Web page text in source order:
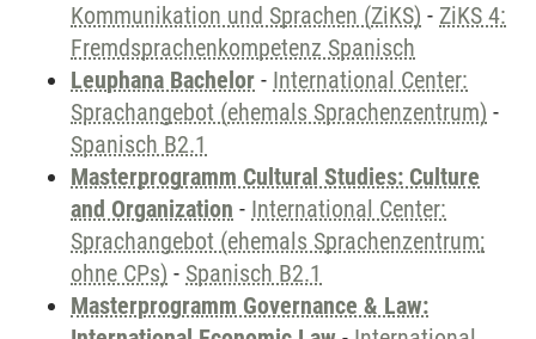
Kommunikation und Sprachen (ZiKS) - ZiKS 4:
Fremdsprachenkompetenz Spanisch
Leuphana Bachelor - International Center:
Sprachangebot (ehemals Sprachenzentrum) -
Spanisch B2.1
Masterprogramm Cultural Studies: Culture
and Organization - International Center:
Sprachangebot (ehemals Sprachenzentrum;
ohne CPs) - Spanisch B2.1
Masterprogramm Governance & Law: